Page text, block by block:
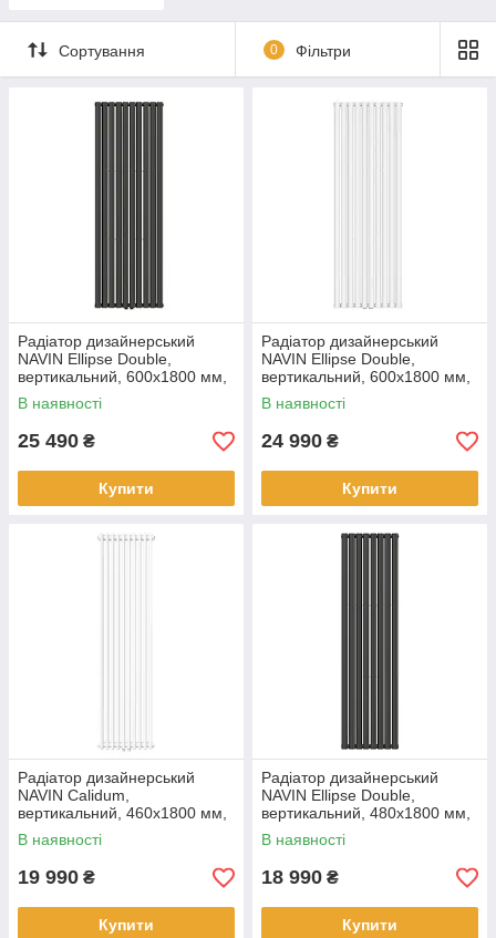
Сортування 0 Фільтри
Радіатор дизайнерський
NAVIN Ellipse Double,
вертикальний, 600x1800 мм,
1915 Вт, нижнє підключення
50 мм, чорний муар
В наявності
25 490 ₴
Купити
Радіатор дизайнерський
NAVIN Ellipse Double,
вертикальний, 600x1800 мм,
1915 Вт, нижнє підключення
50 мм, білий
В наявності
24 990 ₴
Купити
Радіатор дизайнерський
NAVIN Calidum,
вертикальний, 460x1800 мм,
1657 Вт, нижнє підключення
50 мм, білий
В наявності
19 990 ₴
Купити
Радіатор дизайнерський
NAVIN Ellipse Double,
вертикальний, 480x1800 мм,
1532 Вт, бічне підключення,
чорний муар
В наявності
18 990 ₴
Купити